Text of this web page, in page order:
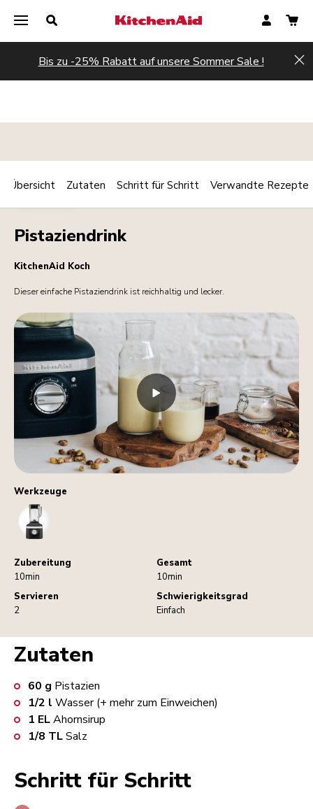
Bis zu -25% Rabatt auf unsere Sommer Sale !
Werkzeuge
Blender
Zubereitung
10min
Gesamt
10min
Servieren
2
Schwierigkeitsgrad
Einfach
GETRÄNKE Print
Share
Pistaziendrink
KitchenAid Koch
Dieser einfache Pistaziendrink ist reichhaltig und lecker.
Übersicht Zutaten Schritt für Schritt Verwandte Rezepte
Zutaten
60 g Pistazien
1/2 l Wasser (+ mehr zum Einweichen)
1 ELAhornsirup
1/8 TLSalz
Schritt für Schritt